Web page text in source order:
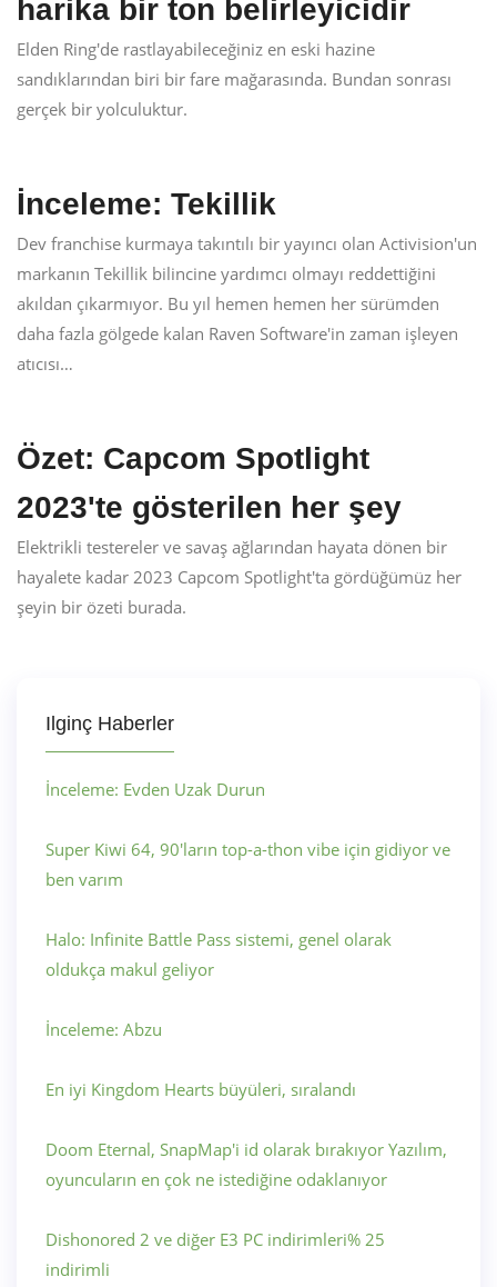
harika bir ton belirleyicidir
Elden Ring'de rastlayabileceğiniz en eski hazine
sandıklarından biri bir fare mağarasında. Bundan sonrası
gerçek bir yolculuktur.
İnceleme: Tekillik
Dev franchise kurmaya takıntılı bir yayıncı olan Activision'un
markanın Tekillik bilincine yardımcı olmayı reddettiğini
akıldan çıkarmıyor. Bu yıl hemen hemen her sürümden
daha fazla gölgede kalan Raven Software'in zaman işleyen
atıcısı…
Özet: Capcom Spotlight
2023'te gösterilen her şey
Elektrikli testereler ve savaş ağlarından hayata dönen bir
hayalete kadar 2023 Capcom Spotlight'ta gördüğümüz her
şeyin bir özeti burada.
Ilginç Haberler
İnceleme: Evden Uzak Durun
Super Kiwi 64, 90'ların top-a-thon vibe için gidiyor ve
ben varım
Halo: Infinite Battle Pass sistemi, genel olarak
oldukça makul geliyor
İnceleme: Abzu
En iyi Kingdom Hearts büyüleri, sıralandı
Doom Eternal, SnapMap'i id olarak bırakıyor Yazılım,
oyuncuların en çok ne istediğine odaklanıyor
Dishonored 2 ve diğer E3 PC indirimleri% 25
indirimli